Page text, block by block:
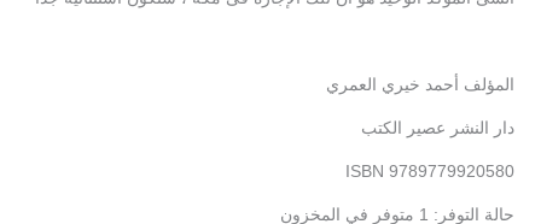
المؤلف أحمد خيري العمري
دار النشر عصير الكتب
ISBN 9789779920580
حالة التوفر: 1 متوفر في المخزون